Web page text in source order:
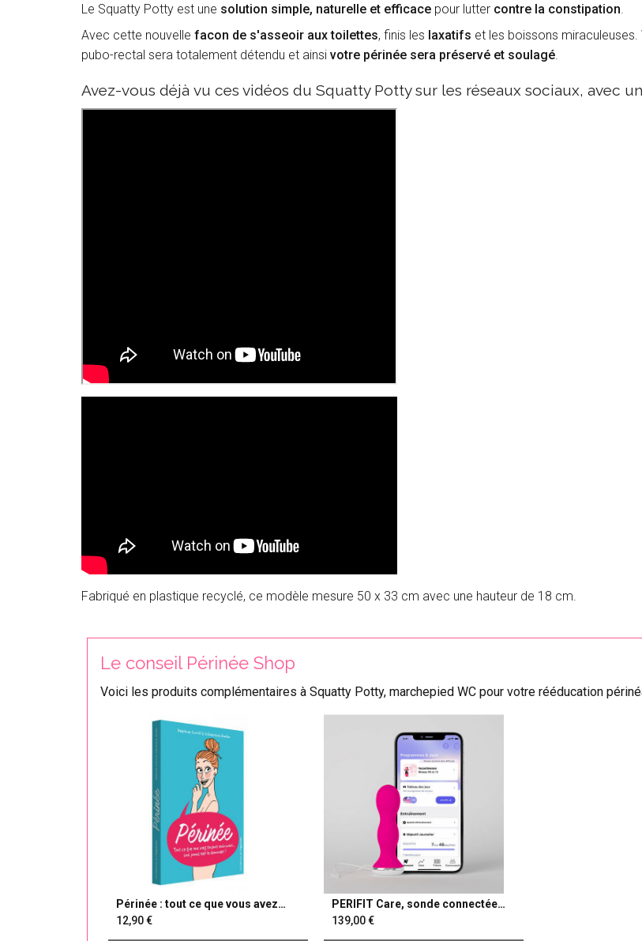
Le Squatty Potty est une solution simple, naturelle et efficace pour lutter contre la constipation.
Avec cette nouvelle facon de s'asseoir aux toilettes, finis les laxatifs et les boissons
pubo-rectal sera totalement détendu et ainsi votre périnée sera préservé et soulagé.
Avez-vous déjà vu ces vidéos du Squatty Potty sur les réseaux sociaux, avec
Fabriqué en plastique recyclé, ce modèle mesure 50 x 33 cm avec une hauteur de 18 cm.
Le conseil Périnée Shop
Voici les produits complémentaires à Squatty Potty, marchepied WC pour votre rééducation
Périnée : tout ce que vous avez
toujours voulu savoir...
12,90
PERIFIT Care, sonde connectée
périnéale
139,00